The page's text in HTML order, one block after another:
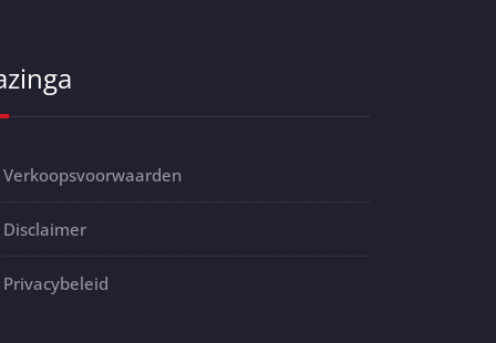
Verkoopsvoorwaarden
Disclaimer
Privacybeleid